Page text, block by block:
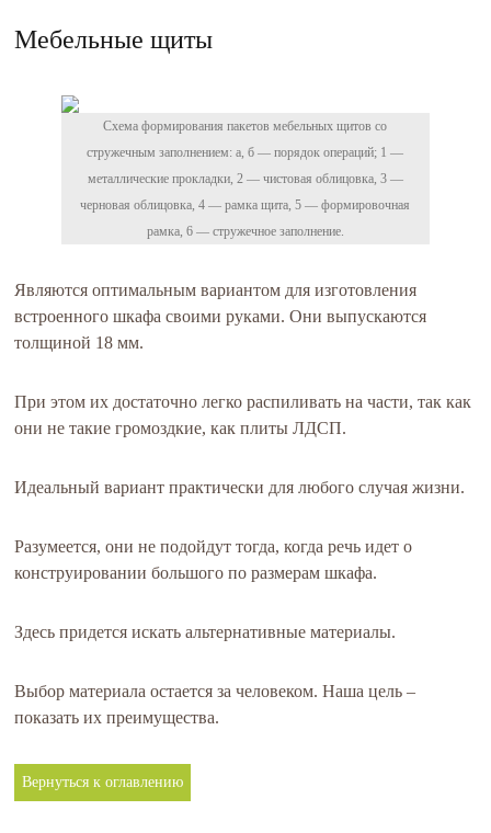
Мебельные щиты
Схема формирования пакетов мебельных щитов со
стружечным заполнением: а, б — порядок операций; 1 —
металлические прокладки, 2 — чистовая облицовка, 3 —
черновая облицовка, 4 — рамка щита, 5 — формировочная
рамка, 6 — стружечное заполнение.
Являются оптимальным вариантом для изготовления
встроенного шкафа своими руками. Они выпускаются
толщиной 18 мм.
При этом их достаточно легко распиливать на части, так как
они не такие громоздкие, как плиты ЛДСП.
Идеальный вариант практически для любого случая жизни.
Разумеется, они не подойдут тогда, когда речь идет о
конструировании большого по размерам шкафа.
Здесь придется искать альтернативные материалы.
Выбор материала остается за человеком. Наша цель –
показать их преимущества.
Вернуться к оглавлению